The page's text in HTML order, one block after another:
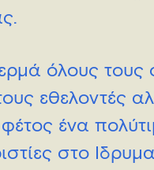
όλους τους
εθελοντές
ένα
στο